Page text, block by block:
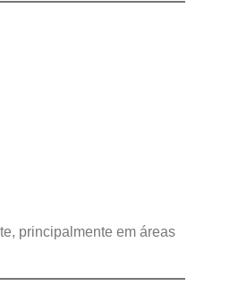
principalmente em áreas